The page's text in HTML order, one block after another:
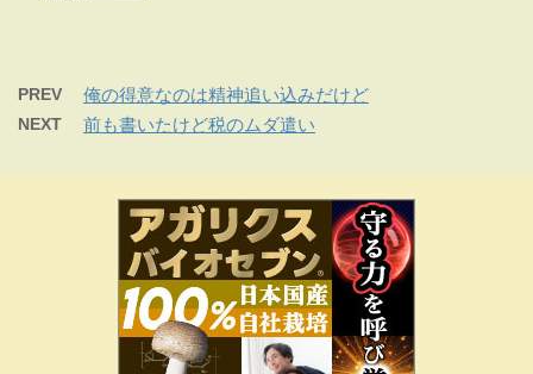
PREV 俺の得意なのは精神追い込みだけど
NEXT 前も書いたけど税のムダ遣い